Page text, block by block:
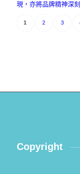
現，亦將品牌精神深
1 2 3
Copyright